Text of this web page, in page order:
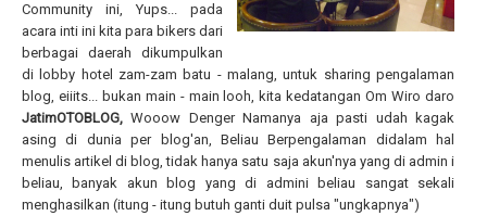
Community ini, Yups... pada
acara inti ini kita para bikers dari
berbagai daerah dikumpulkan
di lobby hotel zam-zam batu - malang, untuk sharing pengalaman
blog, eiiits... bukan main - main looh, kita kedatangan Om Wiro daro
JatimOTOBLOG,Wooow Denger Namanya aja pasti udah kagak
asing di dunia per blog'an, Beliau Berpengalaman didalam hal
menulis artikel di blog, tidak hanya satu saja akun'nya yang di admin i
beliau, banyak akun blog yang di admini beliau sangat sekali
menghasilkan (itung - itung butuh ganti duit pulsa "ungkapnya")